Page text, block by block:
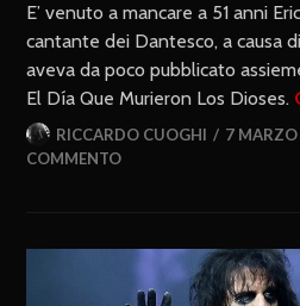
E’ venuto a mancare a 51 anni
cantante dei Dantesco, a causa
aveva da poco pubblicato
El Día Que Murieron Los Dioses.
RICCARDO CUOGHI 7
COMMENTO